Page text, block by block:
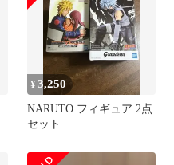
¥3,250
NARUTO フィギュア 2点
セット